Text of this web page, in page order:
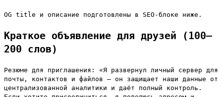
OG title и описание подготовлены в SEO-блоке ниже.
Краткое объявление для друзей (100–
200 слов)
Резюме для приглашения: «Я развернул личный сервер для
почты, контактов и файлов — он защищает наши данные от
централизованной аналитики и даёт полный контроль.